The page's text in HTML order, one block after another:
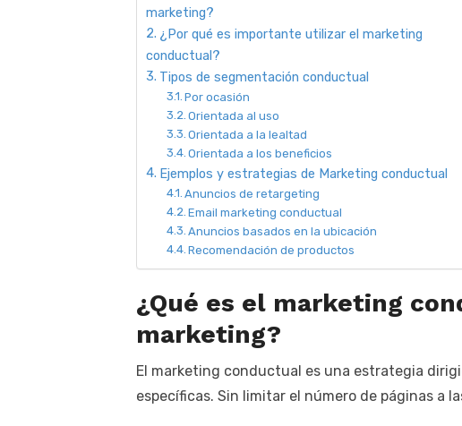
marketing?
¿Por qué es importante utilizar el marketing
conductual?
Tipos de segmentación conductual
Por ocasión
Orientada al uso
Orientada a la lealtad
Orientada a los beneficios
Ejemplos y estrategias de Marketing conductual
Anuncios de retargeting
Email marketing conductual
Anuncios basados en la ubicación
Recomendación de productos
¿Qué es el marketing
marketing?
El marketing conductual es una estrategia
específicas. Sin limitar el número de páginas a